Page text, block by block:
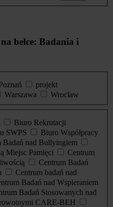
belce: Badania i
projekt
Warszawa
Wrocław
Biuro Rekrutacji
SWPS
Biuro Współpracy
Badań nad Bullyingiem
Miejsc Pamięci
Centrum
Centrum Badań
Centrum badań nad
Badań nad Wspieraniem
Badań Stosowanych nad
CARE-BEH